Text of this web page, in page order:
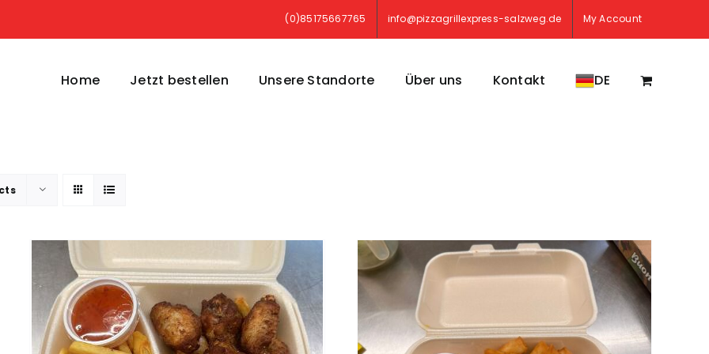
(0)85175667765 info@pizzagrillexpress-salzweg.de My Account
Home Jetzt bestellen Unsere Standorte Über uns Kontakt DE